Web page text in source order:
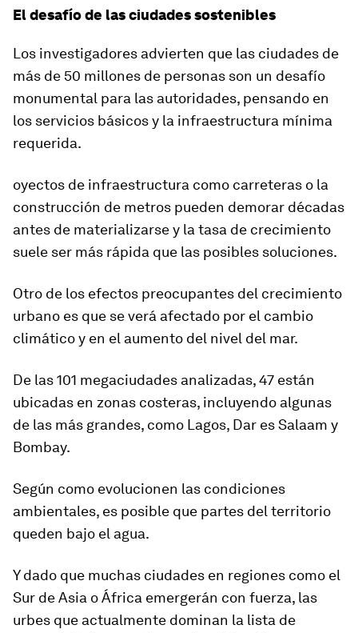
El desafío de las ciudades sostenibles
Los investigadores advierten que las ciudades de
más de 50 millones de personas son un desafío
monumental para las autoridades, pensando en
los servicios básicos y la infraestructura mínima
requerida.
oyectos de infraestructura como carreteras o la
construcción de metros pueden demorar décadas
antes de materializarse y la tasa de crecimiento
suele ser más rápida que las posibles soluciones.
Otro de los efectos preocupantes del crecimiento
urbano es que se verá afectado por el cambio
climático y en el aumento del nivel del mar.
De las 101 megaciudades analizadas,47 están
ubicadas en zonas costeras, incluyendo algunas
de las más grandes, como Lagos, Dar es Salaam y
Bombay.
Según como evolucionen las condiciones
ambientales, es posible que partes del territorio
queden bajo el agua.
Y dado que muchas ciudades en regiones como el
Sur de Asia o África emergerán con fuerza, las
urbes que actualmente dominan la lista de